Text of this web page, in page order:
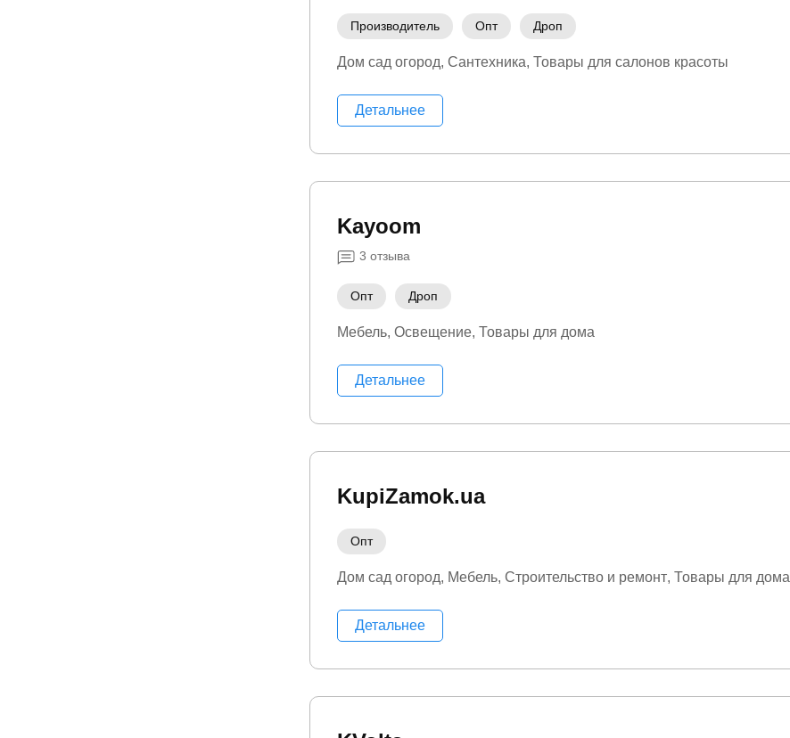
Производитель Опт Дроп
Дом сад огород Сантехника Товары для салонов красоты
Детальнее
Kayoom
3 отзыва
Опт Дроп
Мебель Освещение Товары для дома
Детальнее
KupiZamok.ua
Опт
Дом сад огород Мебель Строительство и ремонт Товары для дома
Детальнее